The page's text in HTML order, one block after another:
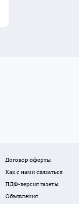
Договор оферты
Как с нами связаться
ПДФ-версия газеты
Объявления